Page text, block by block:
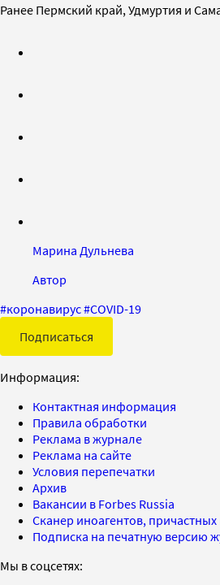
Ранее Пермский край, Удмуртия и
Марина Дульнева
Автор
#коронавирус#COVID-19
Подписаться
Информация:
Контактная информация
Правила обработки
Реклама в журнале
Реклама на сайте
Условия перепечатки
Архив
Вакансии в Forbes Russia
Сканер иноагентов,
Подписка на печатную версию
Мы в соцсетях: